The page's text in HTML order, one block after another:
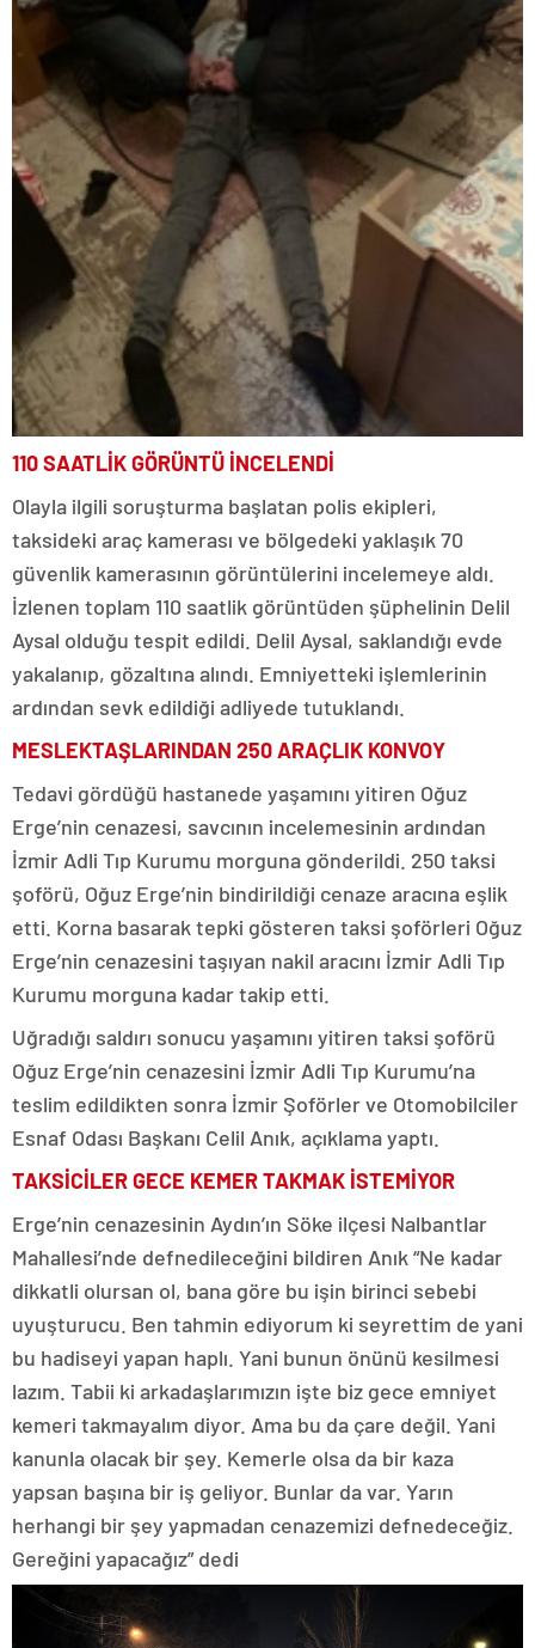
110 SAATLİK GÖRÜNTÜ İNCELENDİ
Olayla ilgili soruşturma başlatan polis ekipleri,
taksideki araç kamerası ve bölgedeki yaklaşık 70
güvenlik kamerasının görüntülerini incelemeye aldı.
İzlenen toplam 110 saatlik görüntüden şüphelinin Delil
Aysal olduğu tespit edildi. Delil Aysal, saklandığı evde
yakalanıp, gözaltına alındı. Emniyetteki işlemlerinin
ardından sevk edildiği adliyede tutuklandı.
MESLEKTAŞLARINDAN 250 ARAÇLIK KONVOY
Tedavi gördüğü hastanede yaşamını yitiren Oğuz
Erge’nin cenazesi, savcının incelemesinin ardından
İzmir Adli Tıp Kurumu morguna gönderildi. 250 taksi
şoförü, Oğuz Erge’nin bindirildiği cenaze aracına eşlik
etti. Korna basarak tepki gösteren taksi şoförleri Oğuz
Erge’nin cenazesini taşıyan nakil aracını İzmir Adli Tıp
Kurumu morguna kadar takip etti.
Uğradığı saldırı sonucu yaşamını yitiren taksi şoförü
Oğuz Erge’nin cenazesini İzmir Adli Tıp Kurumu’na
teslim edildikten sonra İzmir Şoförler ve Otomobilciler
Esnaf Odası Başkanı Celil Anık, açıklama yaptı.
TAKSİCİLER GECE KEMER TAKMAK İSTEMİYOR
Erge’nin cenazesinin Aydın’ın Söke ilçesi Nalbantlar
Mahallesi’nde defnedileceğini bildiren Anık “Ne kadar
dikkatli olursan ol, bana göre bu işin birinci sebebi
uyuşturucu. Ben tahmin ediyorum ki seyrettim de yani
bu hadiseyi yapan haplı. Yani bunun önünü kesilmesi
lazım. Tabii ki arkadaşlarımızın işte biz gece emniyet
kemeri takmayalım diyor. Ama bu da çare değil. Yani
kanunla olacak bir şey. Kemerle olsa da bir kaza
yapsan başına bir iş geliyor. Bunlar da var. Yarın
herhangi bir şey yapmadan cenazemizi defnedeceğiz.
Gereğini yapacağız” dedi